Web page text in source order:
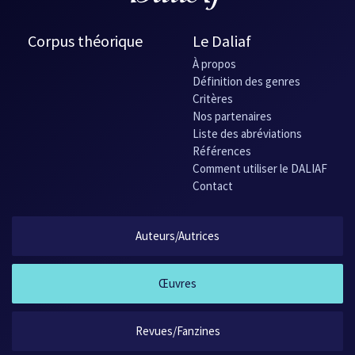
Corpus théorique Le Daliaf
À propos
Définition des genres
Critères
Nos partenaires
Liste des abréviations
Références
Comment utiliser le DALIAF
Contact
Auteurs/Autrices
Œuvres
Revues/Fanzines